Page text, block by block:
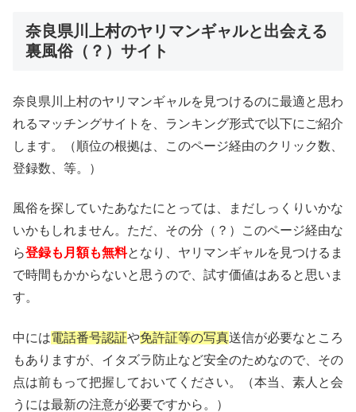
奈良県川上村のヤリマンギャルと出会える
裏風俗（？）サイト
奈良県川上村のヤリマンギャルを見つけるのに最適と思わ
れるマッチングサイトを、ランキング形式で以下にご紹介
します。（順位の根拠は、このページ経由のクリック数、
登録数、等。）
風俗を探していたあなたにとっては、まだしっくりいかな
いかもしれません。ただ、その分（？）このページ経由な
ら登録も月額も無料となり、ヤリマンギャルを見つけるま
で時間もかからないと思うので、試す価値はあると思いま
す。
中には電話番号認証や免許証等の写真送信が必要なところ
もありますが、イタズラ防止など安全のためなので、その
点は前もって把握しておいてください。（本当、素人と会
うには最新の注意が必要ですから。）